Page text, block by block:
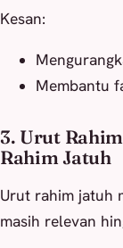
Kesan:
Membantu
3. Urut
Rahim Jatuh
Urut rahim jatuh
masih relevan